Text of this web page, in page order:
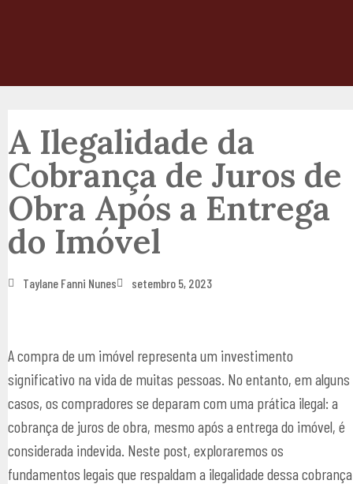
A Ilegalidade da
Cobrança de Juros de
Obra Após a Entrega
do Imóvel
Taylane Fanni Nunes setembro 5, 2023
A compra de um imóvel representa um investimento
significativo na vida de muitas pessoas. No entanto, em alguns
casos, os compradores se deparam com uma prática ilegal: a
cobrança de juros de obra, mesmo após a entrega do imóvel, é
considerada indevida. Neste post, exploraremos os
fundamentos legais que respaldam a ilegalidade dessa cobrança